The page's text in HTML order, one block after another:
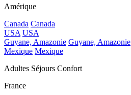
Amérique
Canada Canada
USA USA
Guyane, Amazonie Guyane, Amazonie
Mexique Mexique
Adultes Séjours Confort
France